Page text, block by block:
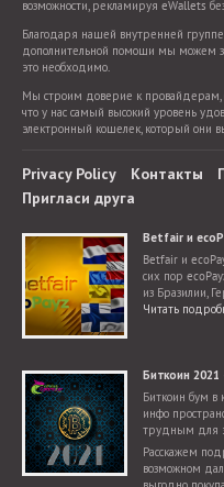
возможности, рекламируя eWallets
Благодаря нашей внутренней
дополнительной помощи мы можем
это необходимо.
Мы строим доверие к провайдерам,
что у нас самый высокий уровень
электронный кошелек, который они
Privacy Policy Контакты
Пригласи друга
Betfair и
Betfair и
сих пор
из Бразилии,
Словакии.
Читать
Биткоин
Биткоин бум в
инфо
трудным для
криптовалют,
Расскажем
возможном